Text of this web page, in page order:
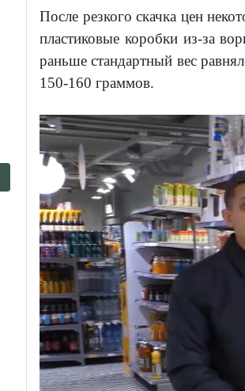
После резкого скачка цен
пластиковые коробки из-за
раньше стандартный вес
150-160 граммов.